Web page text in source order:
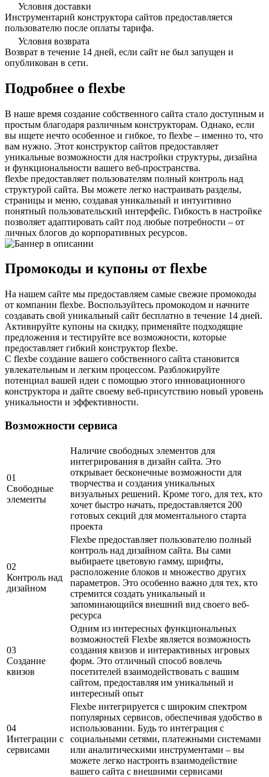
Условия доставки
Инструментарий конструктора сайтов предоставляется
пользователю после оплаты тарифа.
Условия возврата
Возврат в течение 14 дней, если сайт не был запущен и
опубликован в сети.
Подробнее о flexbe
В наше время создание собственного сайта стало доступным и
простым благодаря различным конструкторам. Однако, если
вы ищете нечто особенное и гибкое, то flexbe – именно то, что
вам нужно. Этот конструктор сайтов предоставляет
уникальные возможности для настройки структуры, дизайна
и функциональности вашего веб-пространства.
flexbe предоставляет пользователям полный контроль над
структурой сайта. Вы можете легко настраивать разделы,
страницы и меню, создавая уникальный и интуитивно
понятный пользовательский интерфейс. Гибкость в настройке
позволяет адаптировать сайт под любые потребности – от
личных блогов до корпоративных ресурсов.
Промокоды и купоны от flexbe
На нашем сайте мы предоставляем самые свежие промокоды
от компании flexbe. Воспользуйтесь промокодом и начните
создавать свой уникальный сайт бесплатно в течение 14 дней.
Активируйте купоны на скидку, применяйте подходящие
предложения и тестируйте все возможности, которые
предоставляет гибкий конструктор flexbe.
С flexbe создание вашего собственного сайта становится
увлекательным и легким процессом. Разблокируйте
потенциал вашей идеи с помощью этого инновационного
конструктора и дайте своему веб-присутствию новый уровень
уникальности и эффективности.
Возможности сервиса
01
Свободные
элементы
Наличие свободных элементов для
интегрирования в дизайн сайта. Это
открывает бесконечные возможности для
творчества и создания уникальных
визуальных решений. Кроме того, для тех, кто
хочет быстро начать, предоставляется 200
готовых секций для моментального старта
проекта
02
Контроль над
дизайном
Flexbe предоставляет пользователю полный
контроль над дизайном сайта. Вы сами
выбираете цветовую гамму, шрифты,
расположение блоков и множество других
параметров. Это особенно важно для тех, кто
стремится создать уникальный и
запоминающийся внешний вид своего веб-
ресурса
03
Создание
квизов
Одним из интересных функциональных
возможностей Flexbe является возможность
создания квизов и интерактивных игровых
форм. Это отличный способ вовлечь
посетителей взаимодействовать с вашим
сайтом, предоставляя им уникальный и
интересный опыт
04
Интеграции с
сервисами
Flexbe интегрируется с широким спектром
популярных сервисов, обеспечивая удобство в
использовании. Будь то интеграция с
социальными сетями, платежными системами
или аналитическими инструментами – вы
можете легко настроить взаимодействие
вашего сайта с внешними сервисами